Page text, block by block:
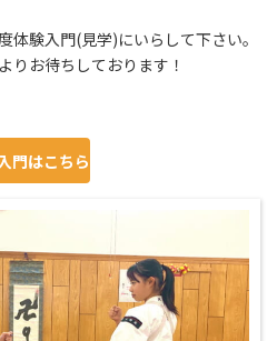
体験入門(見学)にいらして下さい。
りお待ちしております！
門はこちら